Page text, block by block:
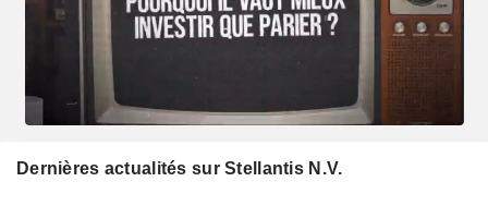
Dernières actualités sur Stellantis N.V.